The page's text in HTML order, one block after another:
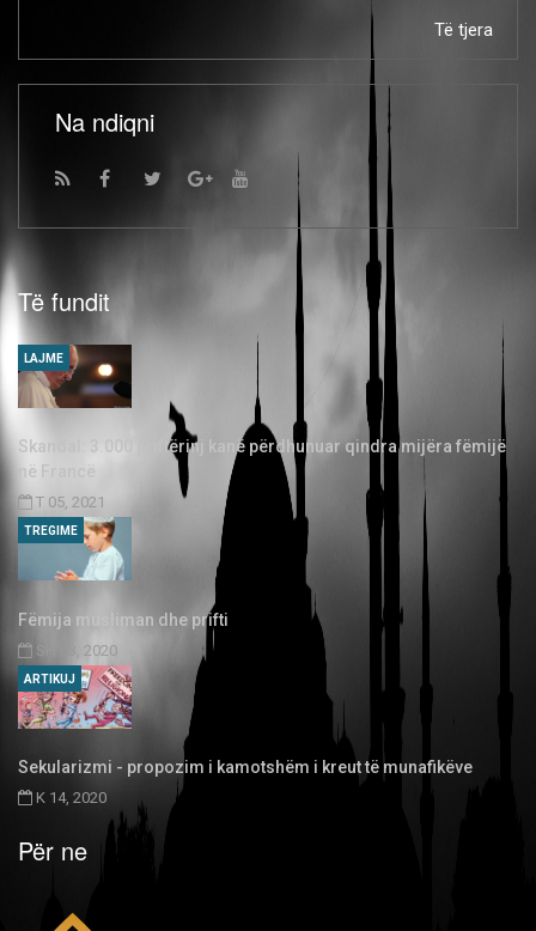
Të tjera
Na ndiqni
Të fundit
Skandal: 3.000 priftërinj kanë përdhunuar qindra mijëra fëmijë
në Francë
T 05, 2021
LAJME
Fëmija musliman dhe prifti
SH 03, 2020
TREGIME
Sekularizmi - propozim i kamotshëm i kreut të munafikëve
K 14, 2020
ARTIKUJ
Për ne